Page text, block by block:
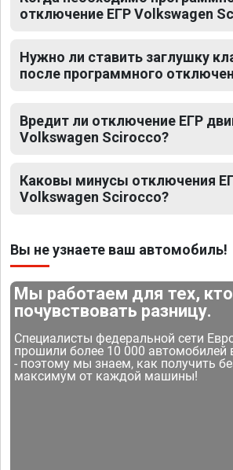
отключение ЕГР Volkswagen
Нужно ли ставить заглушку
после программного
Вредит ли отключение ЕГР
Volkswagen Scirocco?
Каковы минусы отключения
Volkswagen Scirocco?
Вы не узнаете ваш автомобиль!
Мы работаем для тех,
почувствовать разницу.
Специалисты федеральной сети
прошили более 10 000 автомобилей
- поэтому мы знаем, как получить
максимум от каждой машины!